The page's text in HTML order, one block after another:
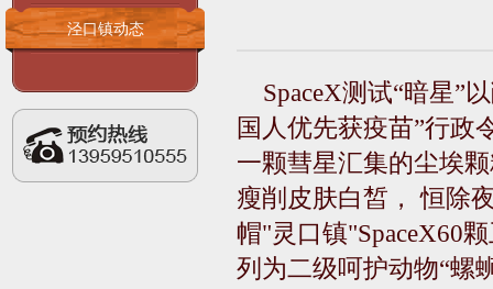
泾口镇动态
SpaceX测试“暗星”
国人优先获疫苗”行政
一颗彗星汇集的尘埃
瘦削皮肤白皙， 恒除
帽"灵口镇"SpaceX60
列为二级呵护动物“螺